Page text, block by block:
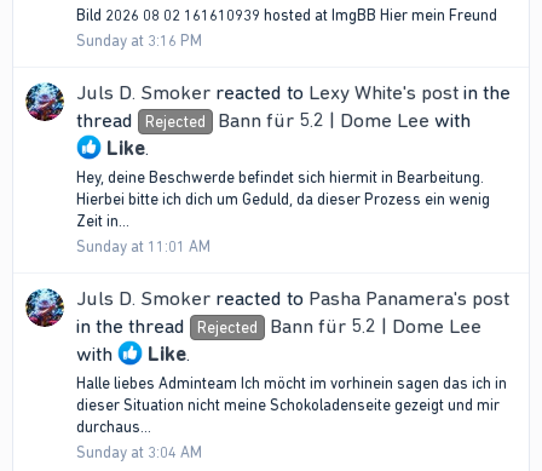
Bild 2026 08 02 161610939 hosted at ImgBB Hier mein Freund
Sunday at 3:16 PM
Juls D. Smoker reacted to Lexy White's post in the
thread
Rejected Bann für 5.2 | Dome Lee with
Like.
Hey, deine Beschwerde befindet sich hiermit in Bearbeitung.
Hierbei bitte ich dich um Geduld, da dieser Prozess ein wenig
Zeit in...
Sunday at 11:01 AM
Juls D. Smoker reacted to Pasha Panamera's post
in the thread
Rejected
Bann für 5.2 | Dome Lee
with
Like.
Halle liebes Adminteam Ich möcht im vorhinein sagen das ich in
dieser Situation nicht meine Schokoladenseite gezeigt und mir
durchaus...
Sunday at 3:04 AM